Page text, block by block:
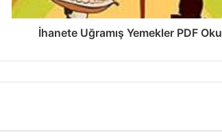
İhanete Uğramış Yemekler PDF Oku